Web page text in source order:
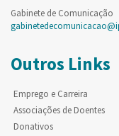
Gabinete de Comunicação
Outros Links
Emprego e Carreira
Associações de Doentes
Donativos